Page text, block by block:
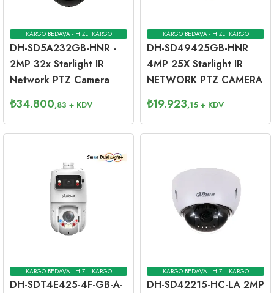
KARGO BEDAVA - HIZLI KARGO
DH-SD5A232GB-HNR -
2MP 32x Starlight IR
Network PTZ Camera
₺34.800,83 + KDV
KARGO BEDAVA - HIZLI KARGO
DH-SD49425GB-HNR
4MP 25X Starlight IR
NETWORK PTZ CAMERA
₺19.923,15 + KDV
KARGO BEDAVA - HIZLI KARGO
DH-SDT4E425-4F-GB-A-
KARGO BEDAVA - HIZLI KARGO
DH-SD42215-HC-LA 2MP